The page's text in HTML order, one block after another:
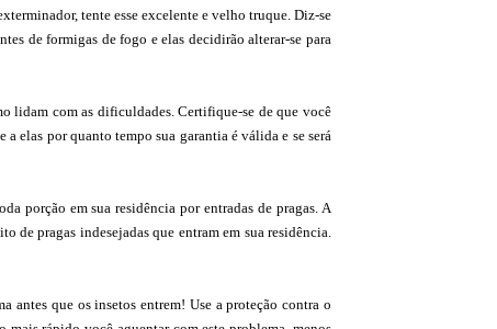
tente esse excelente e velho truque. Diz-se
de formigas de fogo e elas decidirão alterar-se para
lidam com as dificuldades. Certifique-se de que você
elas por quanto tempo sua garantia é válida e se será
porção em sua residência por entradas de pragas. A
de pragas indesejadas que entram em sua residência.
antes que os insetos entrem! Use a proteção contra o